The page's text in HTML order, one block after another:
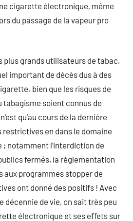
cigarette électronique, même
du passage de la vapeur pro
plus grands utilisateurs de tabac,
important de décès dus à des
bien que les risques de
tabagisme soient connus de
qu’au cours de la dernière
restrictives en dans le domaine
notamment l’interdiction de
fermés, la réglementation
aux programmes stopper de
ont donné des positifs ! Avec
décennie de vie, on sait très peu
électronique et ses effets sur